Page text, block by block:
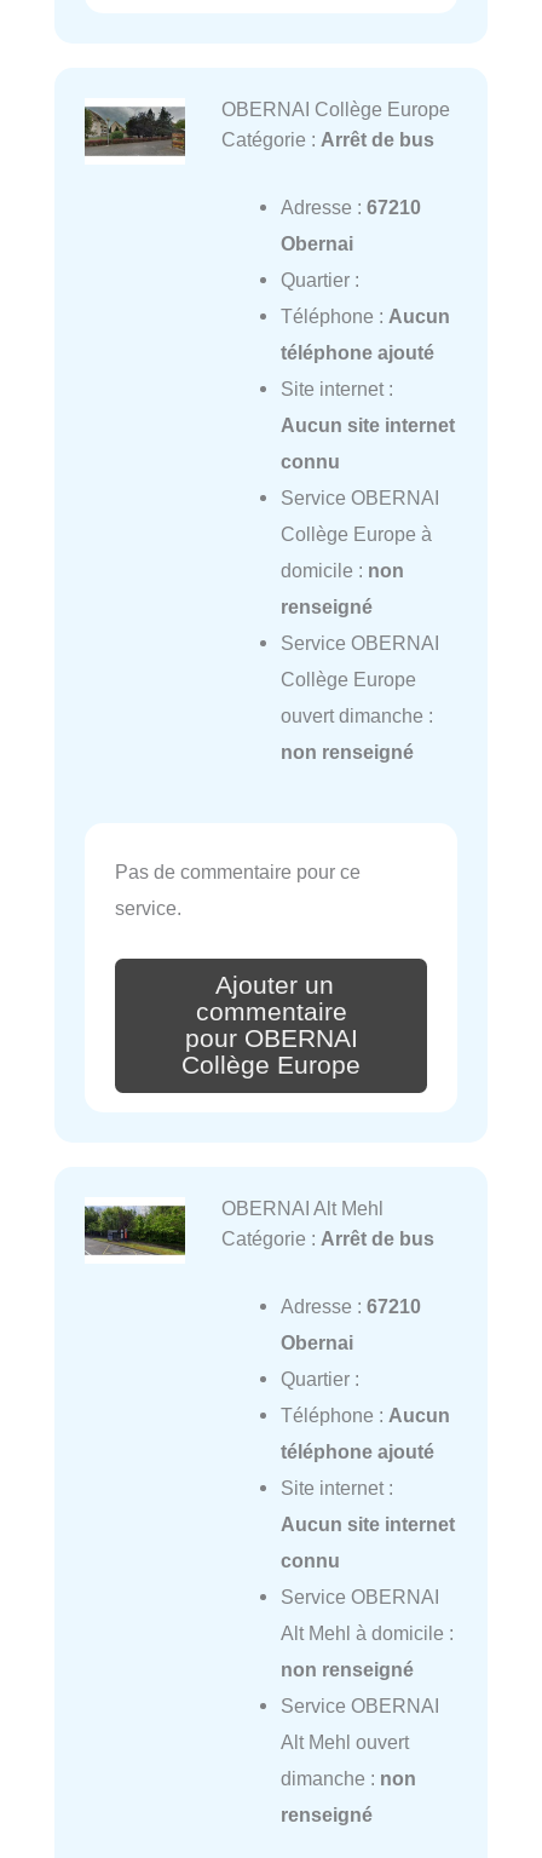
OBERNAI Collège Europe
Catégorie : Arrêt de bus
Adresse : 67210
Obernai
Quartier :
Téléphone : Aucun
téléphone ajouté
Site internet :
Aucun site internet
connu
Service OBERNAI
Collège Europe à
domicile : non
renseigné
Service OBERNAI
Collège Europe
ouvert dimanche :
non renseigné
Pas de commentaire pour ce
service.
Ajouter un
commentaire
pour OBERNAI
Collège Europe
OBERNAI Alt Mehl
Catégorie : Arrêt de bus
Adresse : 67210
Obernai
Quartier :
Téléphone : Aucun
téléphone ajouté
Site internet :
Aucun site internet
connu
Service OBERNAI
Alt Mehl à domicile :
non renseigné
Service OBERNAI
Alt Mehl ouvert
dimanche : non
renseigné